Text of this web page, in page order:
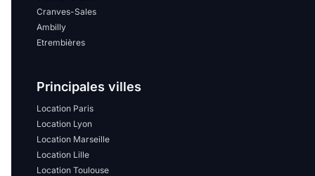
Cranves-Sales
Ambilly
Etrembières
Principales villes
Location Paris
Location Lyon
Location Marseille
Location Lille
Location Toulouse